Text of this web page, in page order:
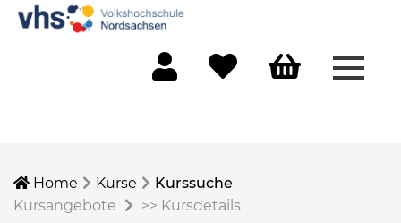
Home Kurse
Kurssuche
Kursangebote
>> Kursdetails